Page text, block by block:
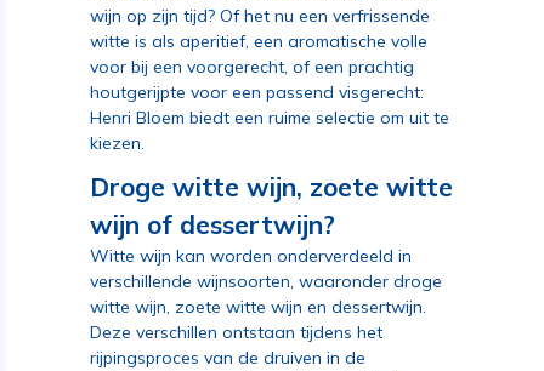
wijn op zijn tijd? Of het nu een verfrissende
witte is als aperitief, een aromatische volle
voor bij een voorgerecht, of een prachtig
houtgerijpte voor een passend visgerecht:
Henri Bloem biedt een ruime selectie om uit te
kiezen.
Droge witte wijn, zoete witte
wijn of dessertwijn?
Witte wijn kan worden onderverdeeld in
verschillende wijnsoorten, waaronder droge
witte wijn, zoete witte wijn en dessertwijn.
Deze verschillen ontstaan tijdens het
rijpingsproces van de druiven in de